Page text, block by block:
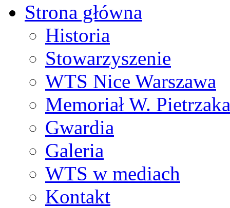
Strona główna
Historia
Stowarzyszenie
WTS Nice Warszawa
Memoriał W. Pietrzaka
Gwardia
Galeria
WTS w mediach
Kontakt